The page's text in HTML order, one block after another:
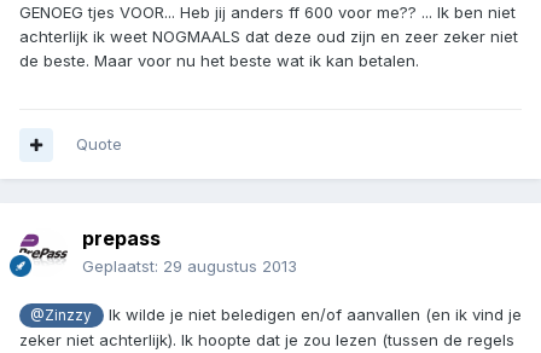
GENOEG tjes VOOR... Heb jij anders ff 600 voor me?? ... Ik ben niet
achterlijk ik weet NOGMAALS dat deze oud zijn en zeer zeker niet
de beste. Maar voor nu het beste wat ik kan betalen.
Quote
prepass
Geplaatst: 29 augustus 2013
@Zinzzy
Ik wilde je niet beledigen en/of aanvallen (en ik vind je
zeker niet achterlijk). Ik hoopte dat je zou lezen (tussen de regels